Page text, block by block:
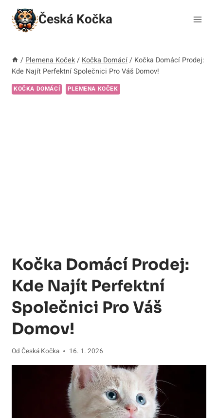
Přeskočit
obsah
Česká Kočka
/ Plemena Koček / Kočka Domácí / Kočka Domácí Prodej:
Kde Najít Perfektní Společnici Pro Váš Domov!
KOČKA DOMÁCÍ PLEMENA KOČEK
Kočka Domácí Prodej:
Kde Najít Perfektní
Společnici Pro Váš
Domov!
Od Česká Kočka 16. 1. 2026